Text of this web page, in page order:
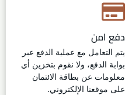
دفع امن
يتم التعامل مع عملية الدفع عبر
بوابة الدفع، ولا نقوم بتخزين أي
معلومات عن بطاقة الائتمان
على موقعنا الإلكتروني.